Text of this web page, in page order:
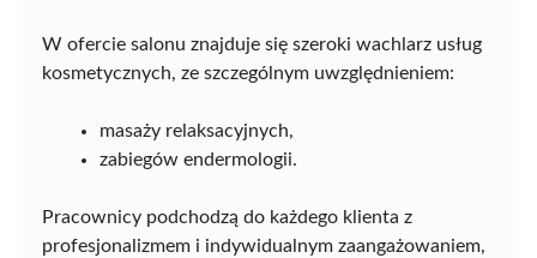
W ofercie salonu znajduje się szeroki wachlarz usług
kosmetycznych, ze szczególnym uwzględnieniem:
masaży relaksacyjnych,
zabiegów endermologii.
Pracownicy podchodzą do każdego klienta z
profesjonalizmem i indywidualnym zaangażowaniem,